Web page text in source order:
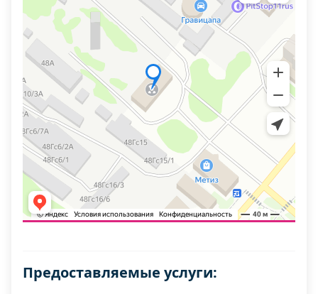
Предоставляемые услуги: